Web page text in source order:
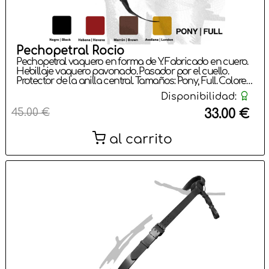
Pechopetral Rocio
Pechopetral vaquero en forma de Y. Fabricado en cuero.
Hebillaje vaquero pavonado. Pasador por el cuello.
Protector de la anilla central. Tamaños: Pony, Full. Colores:
Disponibilidad:
45.00 € 33.00 €
al carrito